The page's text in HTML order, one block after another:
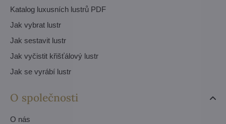
Katalog luxusních lustrů PDF
Jak vybrat lustr
Jak sestavit lustr
Jak vyčistit křišťálový lustr
Jak se vyrábí lustr
O společnosti
O nás